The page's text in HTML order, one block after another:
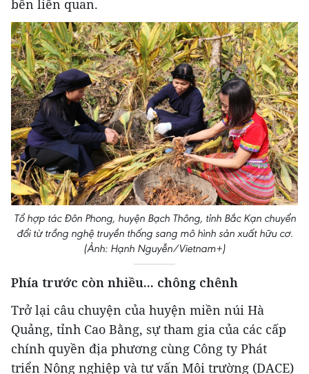
bên liên quan.
Tổ hợp tác Đôn Phong, huyện Bạch Thông, tỉnh Bắc Kạn chuyển
đổi từ trồng nghệ truyền thống sang mô hình sản xuất hữu cơ.
(Ảnh: Hạnh Nguyễn/Vietnam+)
Phía trước còn nhiều... chông chênh
Trở lại câu chuyện của huyện miền núi Hà
Quảng, tỉnh Cao Bằng, sự tham gia của các cấp
chính quyền địa phương cùng Công ty Phát
triển Nông nghiệp và tư vấn Môi trường (DACE)